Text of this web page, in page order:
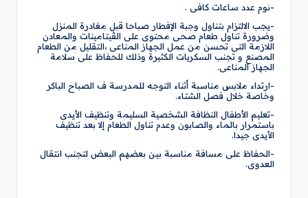
-نوم عدد ساعات كافى .
-يجب الالتزام بتناول وجبة الإفطار صباحا قبل مغادرة المنزل
وضرورة تناول طعام صحى محتوى على الڤيتامينات والمعادن
اللازمة التى تحسن من عمل الجهاز المناعى ،التقليل من الطعام
المصنع و تجنب السكريات الكثيرة وذلك للحفاظ على سلامة
الجهاز المناعى.
-ارتداء ملابس مناسبة أثناء التوجه للمدرسة ف الصباح الباكر
وخاصة خلال فصل الشتاء.
-تعليم الأطفال النظافة الشخصية السليمة وتنظيف الأيدى
باستمرار بالماء والصابون وعدم تناول الطعام إلا بعد تنظيف
الأيدى جيدا.
-الحفاظ على مسافة مناسبة بين بعضهم البعض لتجنب انتقال
العدوى.